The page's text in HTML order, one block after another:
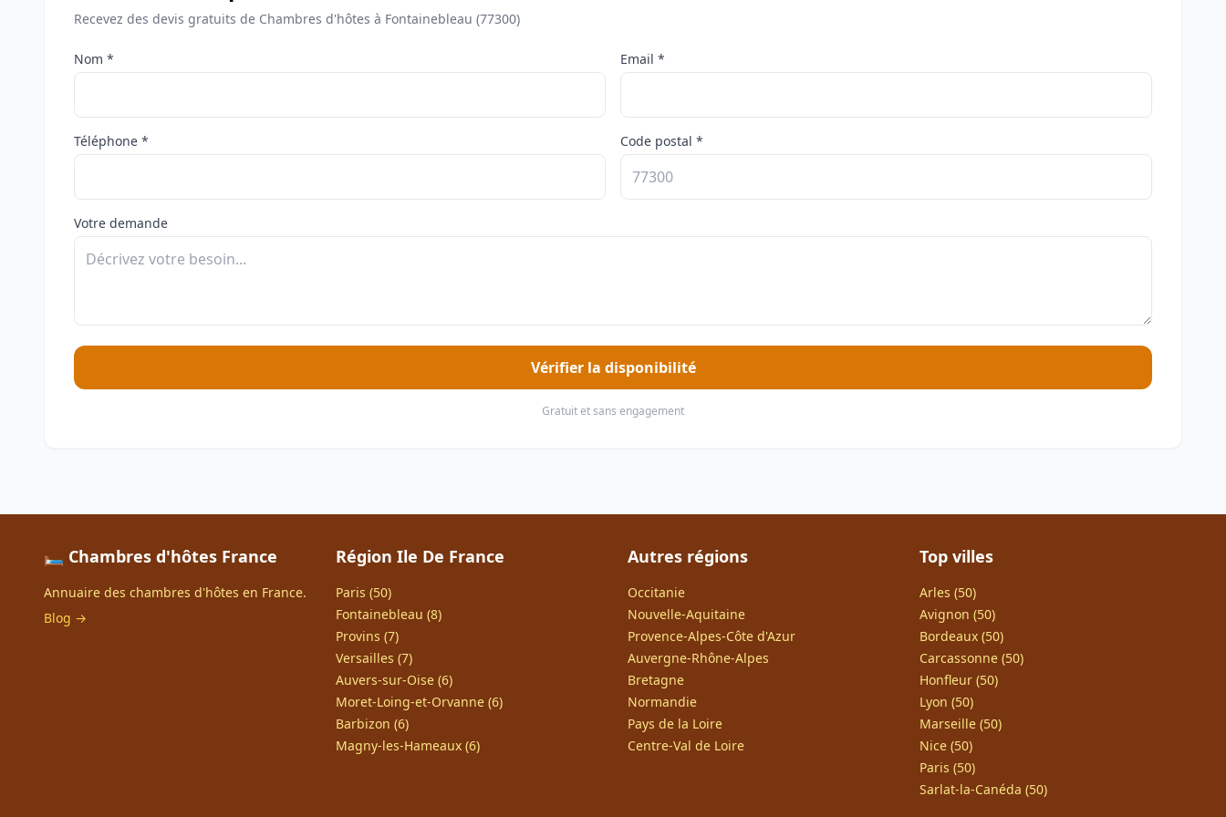
Recevez des devis gratuits de Chambres d'hôtes à Fontainebleau (77300)
Nom * Email *
Téléphone * Code postal *
Votre demande
Vérifier la disponibilité
Gratuit et sans engagement
🛏️ Chambres d'hôtes France
Annuaire des chambres d'hôtes en France.
Blog →
Région Ile De France
Paris (50)
Fontainebleau (8)
Provins (7)
Versailles (7)
Auvers-sur-Oise (6)
Moret-Loing-et-Orvanne (6)
Barbizon (6)
Magny-les-Hameaux (6)
Autres régions
Occitanie
Nouvelle-Aquitaine
Provence-Alpes-Côte d'Azur
Auvergne-Rhône-Alpes
Bretagne
Normandie
Pays de la Loire
Centre-Val de Loire
Top villes
Arles (50)
Avignon (50)
Bordeaux (50)
Carcassonne (50)
Honfleur (50)
Lyon (50)
Marseille (50)
Nice (50)
Paris (50)
Sarlat-la-Canéda (50)